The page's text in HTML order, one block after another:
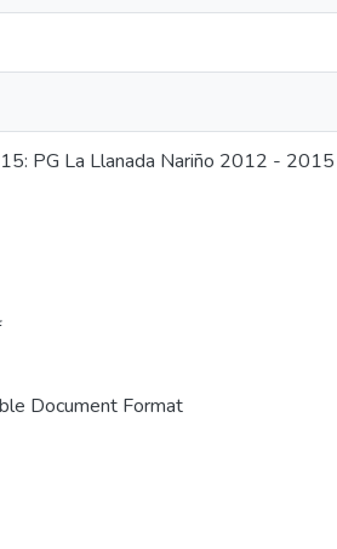
PG La Llanada Nariño 2012 - 2015
Document Format